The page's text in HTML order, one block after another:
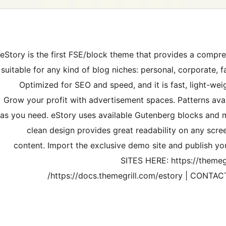
eStory is the first FSE/block theme that provides a
suitable for any kind of blog niches: personal, corporate,
Optimized for SEO and speed, and it is fast, light-
Grow your profit with advertisement spaces. Patterns
as you need. eStory uses available Gutenberg blocks and
clean design provides great readability on any
content. Import the exclusive demo site and publish
SITES HERE: https://
https://docs.themegrill.com/estory |